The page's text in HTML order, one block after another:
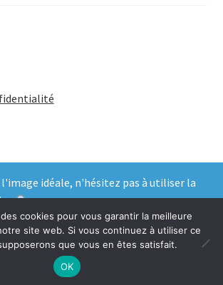
idéale, n'hésitez pas à utiliser la
cookies pour vous garantir la meilleure
site web. Si vous continuez à utiliser ce
que vous en êtes satisfait.
OK